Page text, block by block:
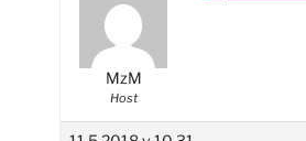
MzM
Host